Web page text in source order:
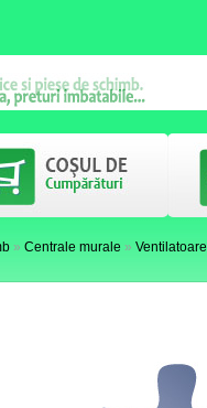
» Centrale murale » Ventilatoare